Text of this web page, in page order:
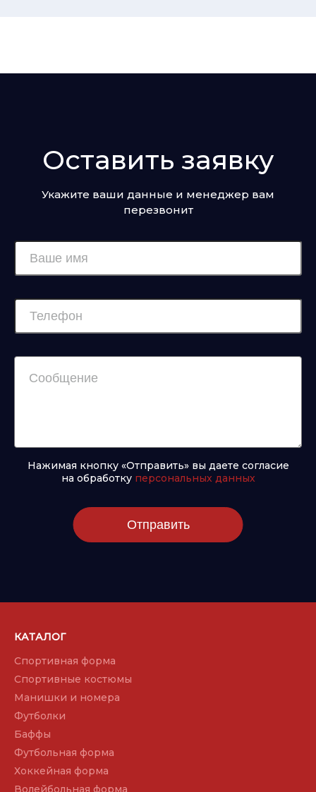
Оставить заявку
Укажите ваши данные и менеджер вам
перезвонит
Нажимая кнопку «Отправить» вы даете согласие
на обработку персональных данных
Отправить
КАТАЛОГ
Спортивная форма
Спортивные костюмы
Манишки и номера
Футболки
Баффы
Футбольная форма
Хоккейная форма
Волейбольная форма